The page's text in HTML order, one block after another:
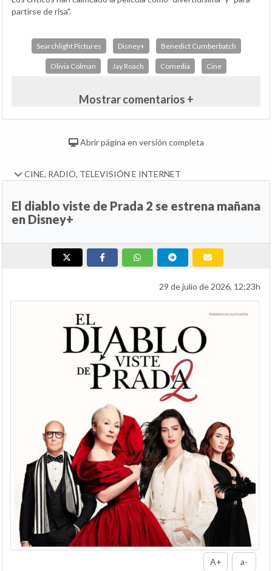
partirse de risa".
Searchlight Pictures Disney+ Benedict Cumberbatch
Olivia Colman Jay Roach Comedia Cine
Mostrar comentarios +
Abrir página en versión completa
CINE, RADIO, TELEVISIÓN E INTERNET
El diablo viste de Prada 2 se estrena mañana
en Disney+
29 de julio de 2026, 12:23h
A+ a-